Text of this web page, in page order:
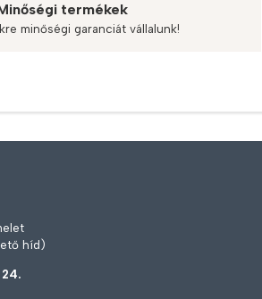
termékek
minőségi garanciát vállalunk!
híd)
24.